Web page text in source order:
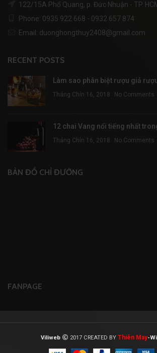
122/15A Phổ Quang, p. Đức Nhuận - TP.
Phone: 0935 922 668 - 0932 657 874
Email: duonghongthuy2408@gmail.com
RECENT POSTS
Làm sao phân biệt rượu giả
Tháng Chín 16, 2018 No Comments
12 chai Vang nổi tiếng nhất
Tháng Chín 16, 2018 No Comments
BẢN ĐỒ CHỈ ĐƯỜNG
FANPAGE
Viliweb 2017 CREATED BY Thiên May-